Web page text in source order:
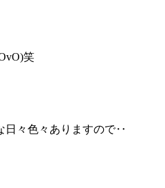
)笑
日々色々ありますので‥